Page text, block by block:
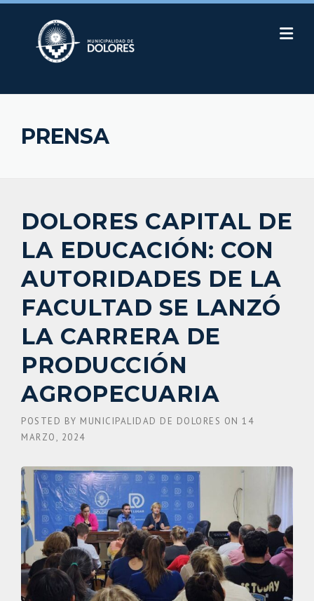
Skip
PRENSA
DOLORES CAPITAL DE
LA EDUCACIÓN: CON
AUTORIDADES DE LA
FACULTAD SE LANZÓ
LA CARRERA DE
PRODUCCIÓN
AGROPECUARIA
POSTED BY MUNICIPALIDAD DE DOLORES ON 14
MARZO, 2024